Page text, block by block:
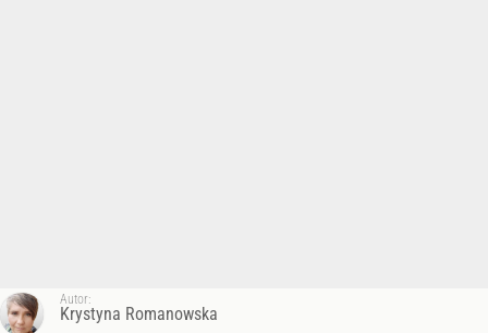
Autor:
Krystyna Romanowska